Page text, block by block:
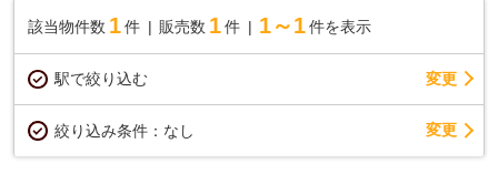
該当物件数 1件 販売数 1 件 1～1 件を表示
駅で絞り込む 変更
絞り込み条件： なし 変更